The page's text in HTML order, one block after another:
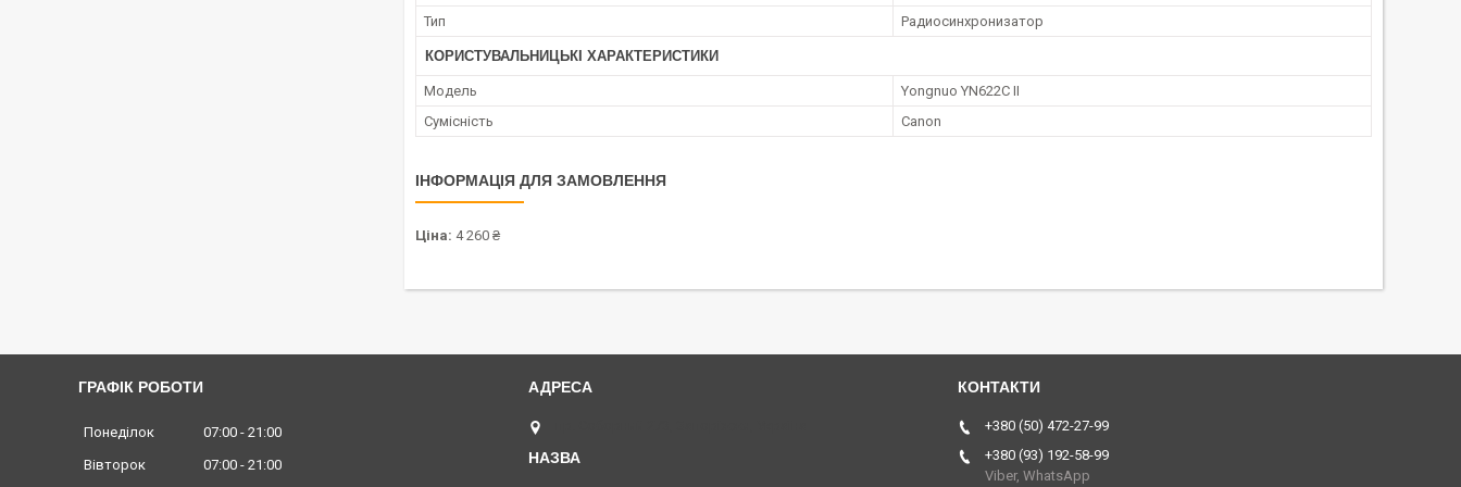
Тип Радиосинхронизатор
КОРИСТУВАЛЬНИЦЬКІ ХАРАКТЕРИСТИКИ
Мoдель
Yongnuo YN622C II
Сумісність
Canon
ІНФОРМАЦІЯ ДЛЯ ЗАМОВЛЕННЯ
Ціна: 4 260 ₴
ГРАФІК РОБОТИ
Понеділок 07:00
21:00
Вівторок
07:00 21:00
+380 (50) 472-27-99
+380 (93) 192-58-99
Viber, WhatsApp